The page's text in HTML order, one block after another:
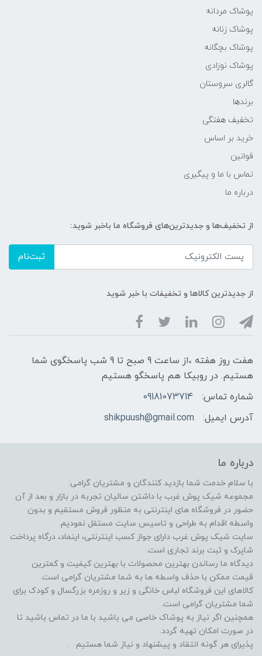
پوشاک مردانه
پوشاک زنانه
پوشاک بچگانه
پوشاک نوزادی
گالری سروستان
برندها
تخفیف هفتگی
خرید بر اساس
قوانین
تماس با ما و پیگیری
درباره ما
از تخفیف‌ها و جدیدترین‌های فروشگاه ما باخبر شوید:
ثبت‌نام
از جدیدترین کالاها و تخفیفات با خبر شوید
هفت روز هفته ،از ساعت 9 صبح تا 9 شب پاسخگوی شما
هستیم. در روبیکا هم پاسخگو هستیم
شماره تماس:
09181073714
آدرس ایمیل:
shikpuush@gmail.com
درباره ما
با سلام خدمت شما بازدید کنندگان و مشتریان گرامی:
مجموعه شیک پوش غرب با داشتن سالیان تجربه در بازار و بعد از آن
حضور در فروشگاه های اینترنتی به منظور فروش مستقیم و بدون
واسطه اقدام به طراحی و تاسیس سایت مستقل نمودیم.
سایت شیک پوش غرب دارای جواز کسب اینترنتی، اینماد، درگاه پرداخت
شاپرک و ثبت برند تجاری است.
دیدگاه ما رساندن بهترین محصولات با بهترین کیفیت و کمترین
قیمت ممکن با حذف واسطه ها به شما مشتریان گرامی است.
کالاهای این فروشگاه لباس خانگی و زیر و روزمره بزرگسال و کودک برای
شما مشتریان گرامی است.
همچنین اگر نیاز به پوشاک خاصی می باشید با ما در تماس باشید تا
در صورت امکان تهیه گردد.
پذیرای هر گونه انتقاد و پیشنهاد و نیاز شما هستیم .